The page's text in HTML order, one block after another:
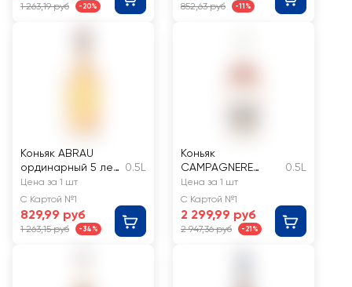
1 263,19 руб -20% 852,63 руб -11%
Коньяк ABRAU
ординарный 5 лет
40%
0.5L
Цена за 1 шт
С Картой №1
829,99 руб
1 263,15 руб -34%
Коньяк
CAMPAGNERE
VSOP
Ординарный 4
года 40%
0.5L
Цена за 1 шт
С Картой №1
2 299,99 руб
2 947,36 руб -21%